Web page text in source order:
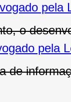
pela
o
pela
de